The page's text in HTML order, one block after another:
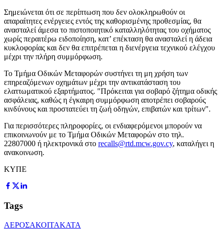
Σημειώνεται ότι σε περίπτωση που δεν ολοκληρωθούν οι
απαραίτητες ενέργειες εντός της καθορισμένης προθεσμίας, θα
ανασταλεί άμεσα το πιστοποιητικό καταλληλότητας του οχήματος
χωρίς περαιτέρω ειδοποίηση, κατ’ επέκταση θα ανασταλεί η άδεια
κυκλοφορίας και δεν θα επιτρέπεται η διενέργεια τεχνικού ελέγχου
μέχρι την πλήρη συμμόρφωση.
Το Τμήμα Οδικών Μεταφορών συστήνει τη μη χρήση των
επηρεαζόμενων οχημάτων μέχρι την αντικατάσταση του
ελαττωματικού εξαρτήματος. "Πρόκειται για σοβαρό ζήτημα οδικής
ασφάλειας, καθώς η έγκαιρη συμμόρφωση αποτρέπει σοβαρούς
κινδύνους και προστατεύει τη ζωή οδηγών, επιβατών και τρίτων".
Για περισσότερες πληροφορίες, οι ενδιαφερόμενοι μπορούν να
επικοινωνούν με το Τμήμα Οδικών Μεταφορών στο τηλ.
22807000 ή ηλεκτρονικά στο recalls@rtd.mcw.gov.cy, καταλήγει η
ανακοινωση.
ΚΥΠΕ
Tags
ΑΕΡΟΣΑΚΟΙTAKATA